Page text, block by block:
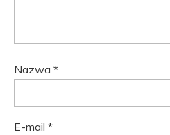
Nazwa *
E-mail *